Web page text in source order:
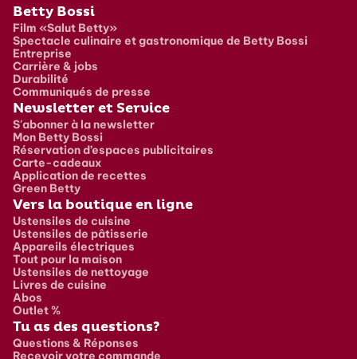
Pied de page
Betty Bossi
Film «Salut Betty»
Spectacle culinaire et gastronomique de Betty Bossi
Entreprise
Carrière & jobs
Durabilité
Communiqués de presse
Newsletter et Service
S'abonner à la newsletter
Mon Betty Bossi
Réservation d’espaces publicitaires
Carte-cadeaux
Application de recettes
Green Betty
Vers la boutique en ligne
Ustensiles de cuisine
Ustensiles de pâtisserie
Appareils électriques
Tout pour la maison
Ustensiles de nettoyage
Livres de cuisine
Abos
Outlet %
Tu as des questions?
Questions & Réponses
Recevoir votre commande